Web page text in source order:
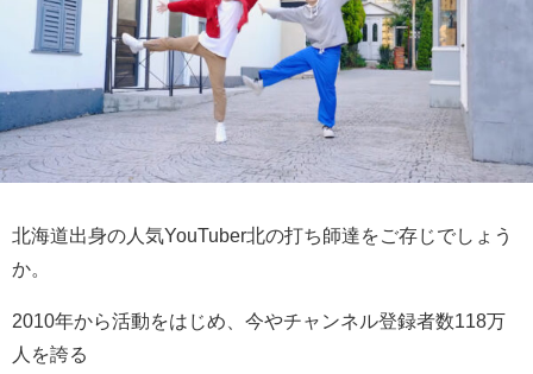
北海道出身の人気YouTuber北の打ち師達をご存じでしょう
か。
2010年から活動をはじめ、今やチャンネル登録者数118万
人を誇る